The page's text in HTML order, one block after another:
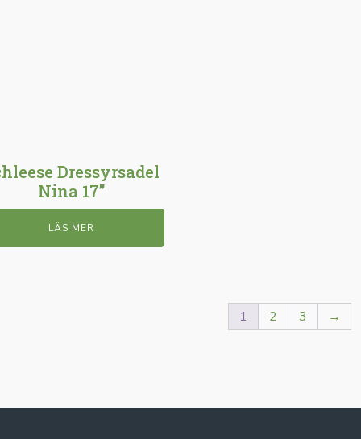
Dressyrsadel
Nina 17”
LÄS MER
1 2 3 →